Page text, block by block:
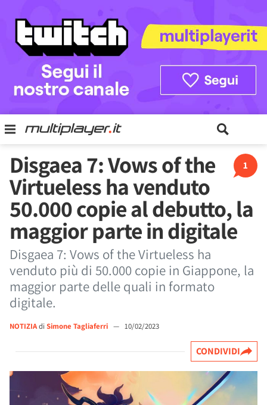
1
Disgaea 7: Vows of the
Virtueless ha venduto
50.000 copie al debutto, la
maggior parte in digitale
Disgaea 7: Vows of the Virtueless ha
venduto più di 50.000 copie in Giappone, la
maggior parte delle quali in formato
digitale.
NOTIZIAdi Simone Tagliaferri — 10/02/2023
CONDIVIDI